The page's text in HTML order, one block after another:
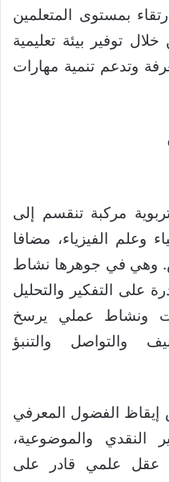
بمستوى المتعلمين
توفير بيئة تعليمية
وتدعم تنمية مهارات
مركبة تنقسم إلى
وعلم الفيزياء، مضافا
وهي في جوهرها نشاط
على التفكير والتحليل
ونشاط عملي يرسخ
والتواصل والتنبؤ
الفضول المعرفي
النقدي والموضوعية،
عقل علمي قادر على